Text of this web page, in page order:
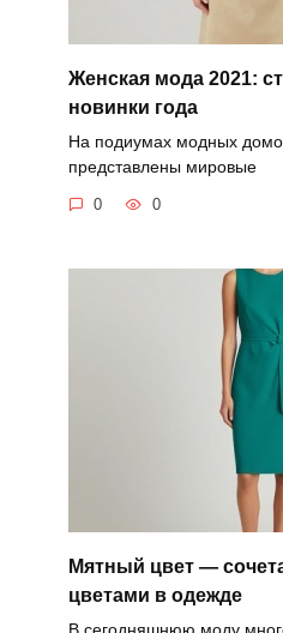
Женская мода 2021:
новинки года
На подиумах модных
представлены мировые
0 0
Мятный цвет —
цветами в одежде
В сегодняшнюю моду